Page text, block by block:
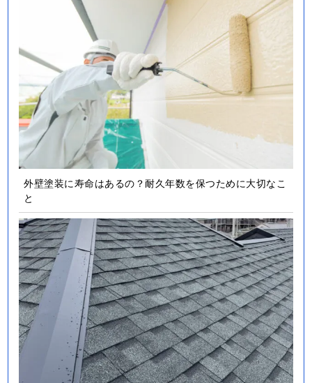
外壁塗装に寿命はあるの？耐久年数を保つために大切なこ
と